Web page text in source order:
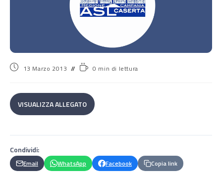
13 Marzo 2013 0 min di lettura
VISUALIZZA ALLEGATO
Condividi:
Email WhatsApp Facebook Copia link